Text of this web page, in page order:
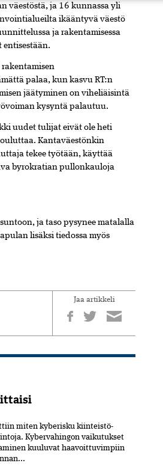
väestöstä, ja 16 kunnassa yli
ikääntyvä väestö
ja rakentamisessa
palaa, kun kasvu RT:n
jäätyminen on vihe­liäisintä
kysyn­tä palautuu.
uudet tulijat eivät ole heti
Kanta­väestönkin
tekee työtään, käyttää
byrokra­tian pullonkauloja
ja taso pysynee matalalla
lisäksi tiedossa myös
Jaa artikkeli
miten kyberisku kiinteistö­
Kyber­vahingon vaikutukset
kuuluvat haavoittuvimpiin